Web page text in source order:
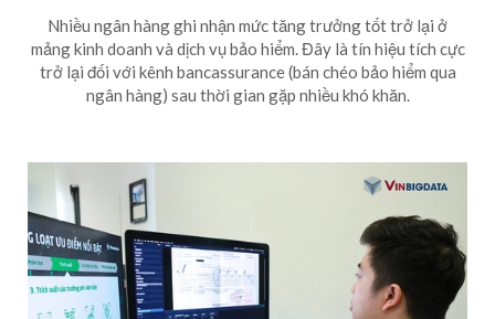
Nhiều ngân hàng ghi nhận mức tăng trưởng tốt trở lại ở
mảng kinh doanh và dịch vụ bảo hiểm. Đây là tín hiệu tích cực
trở lại đối với kênh bancassurance (bán chéo bảo hiểm qua
ngân hàng) sau thời gian gặp nhiều khó khăn.